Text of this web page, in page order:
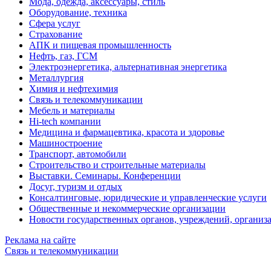
Оборудование, техника
Сфера услуг
Страхование
АПК и пищевая промышленность
Нефть, газ, ГСМ
Электроэнергетика, альтернативная энергетика
Металлургия
Химия и нефтехимия
Связь и телекоммуникации
Мебель и материалы
Hi-tech компании
Медицина и фармацевтика, красота и здоровье
Машиностроение
Транспорт, автомобили
Строительство и строительные материалы
Выставки. Семинары. Конференции
Досуг, туризм и отдых
Консалтинговые, юридические и управленческие услуги
Общественные и некоммерческие организации
Новости государственных органов, учреждений,
Реклама на сайте
Связь и телекоммуникации